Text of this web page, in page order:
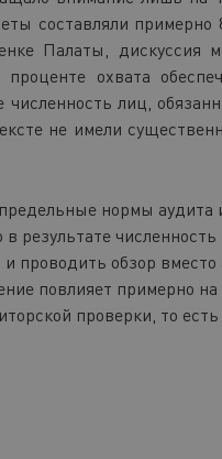
составляли
Палаты, дискуссия
охвата
лиц,
не имели
нормы аудита
результате
проводить обзор
повлияет примерно
проверки, то